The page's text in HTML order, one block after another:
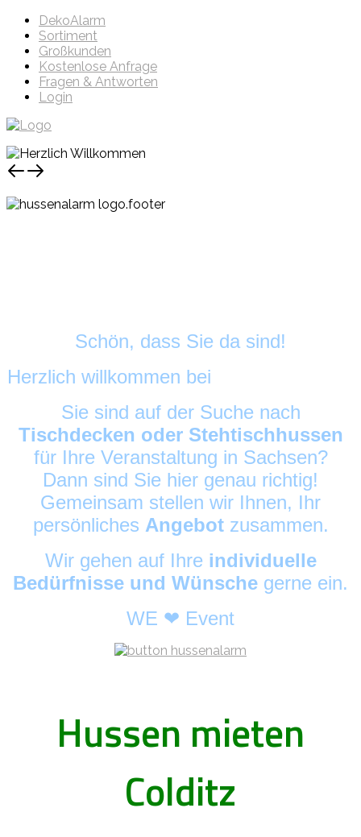
DekoAlarm
Sortiment
Großkunden
Kostenlose Anfrage
Fragen & Antworten
Login
Schön, dass Sie da sind!
Herzlich willkommen bei
Sie sind auf der Suche nach
Tischdecken oder Stehtischhussen
für Ihre Veranstaltung in Sachsen?
Dann sind Sie hier genau richtig!
Gemeinsam stellen wir Ihnen, Ihr
persönliches Angebot zusammen.
Wir gehen auf Ihre individuelle
Bedürfnisse und Wünsche gerne ein.
WE ❤ Event
Hussen mieten
Colditz